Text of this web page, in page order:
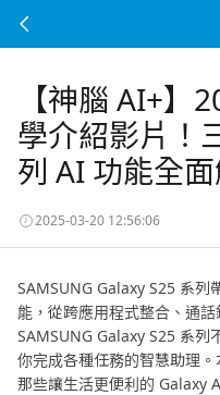
【神腦 AI+】
學介紹影片！
列 AI 功能全
2025-03-20 12:56:06
SAMSUNG Galaxy S25 系
能，從跨應用程式整合、通
SAMSUNG Galaxy S25 系列
你完成各種任務的智慧助理
那些讓生活更便利的 Galaxy